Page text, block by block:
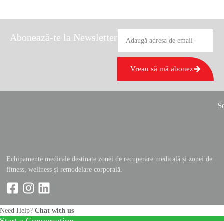
Abonează-te la Newsletter
Vreau să mă abonez
Echipamente medicale destinate zonei de recuperare medicală și zonei de
fitness, wellness și remodelare corporală.
Need Help? Chat with us